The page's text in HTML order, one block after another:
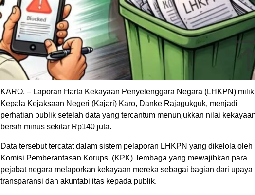
KARO, – Laporan Harta Kekayaan Penyelenggara Negara (LHKPN) milik
Kepala Kejaksaan Negeri (Kajari) Karo, Danke Rajagukguk, menjadi
perhatian publik setelah data yang tercantum menunjukkan nilai kekayaan
bersih minus sekitar Rp140 juta.
Data tersebut tercatat dalam sistem pelaporan LHKPN yang dikelola oleh
Komisi Pemberantasan Korupsi (KPK), lembaga yang mewajibkan para
pejabat negara melaporkan kekayaan mereka sebagai bagian dari upaya
transparansi dan akuntabilitas kepada publik.